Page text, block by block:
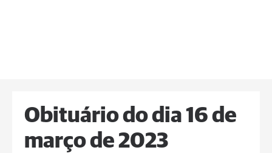
Obituário do dia 16 de
março de 2023